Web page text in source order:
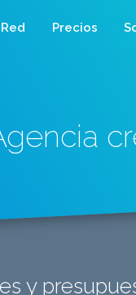
Red Precios
y